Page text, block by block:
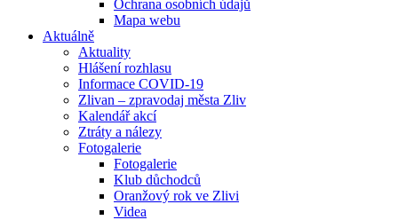
Ochrana osobních údajů
Mapa webu
Aktuálně
Aktuality
Hlášení rozhlasu
Informace COVID-19
Zlivan – zpravodaj města Zliv
Kalendář akcí
Ztráty a nálezy
Fotogalerie
Fotogalerie
Klub důchodců
Oranžový rok ve Zlivi
Videa